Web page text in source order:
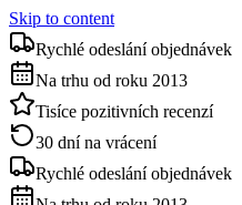
Skip to content
Rychlé odeslání objednávek
Na trhu od roku 2013
Tisíce pozitivních recenzí
30 dní na vrácení
Rychlé odeslání objednávek